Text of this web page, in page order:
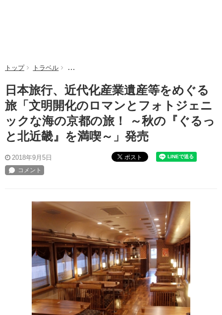
トップ トラベル 日本旅行、近代化産業遺産等をめぐる旅「文明開化
日本旅行、近代化産業遺産等をめぐる
旅「文明開化のロマンとフォトジェニ
ックな海の京都の旅！ ～秋の『ぐるっ
と北近畿』を満喫～」発売
2018年9月5日 ポスト